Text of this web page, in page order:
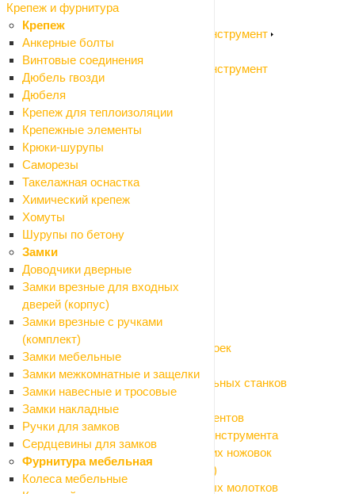
Крепеж и фурнитура
Крепеж
Анкерные болты
Винтовые соединения
Дюбель гвозди
Дюбеля
Крепеж для теплоизоляции
Крепежные элементы
Крюки-шурупы
Саморезы
Такелажная оснастка
Химический крепеж
Хомуты
Шурупы по бетону
Замки
Доводчики дверные
Замки врезные для входных
дверей (корпус)
Замки врезные с ручками
(комплект)
Замки мебельные
Замки межкомнатные и защелки
Замки навесные и тросовые
Замки накладные
Ручки для замков
Сердцевины для замков
Фурнитура мебельная
Колеса мебельные
Разметочный инструмент
Садовый электроинструмент и бензоинструмент
Назад
Садовый электроинструмент и бензоинструмент
Воздуходувки
Высоторезы
Газонокосилки колесные
Газонокосилки ручные (триммеры)
Измельчители садовые
Культиваторы
Кусторезы
Мойки высокого давления
Мотоприводы
Опрыскиватели
Пилы цепные
Расходные материалы и оснастка
Назад
Расходные материалы и оснастка
Аккумуляторы, зарядные устройства
Аксессуары и моющие средства для моек
Биты, насадки на шуруповерт
Оснастка для болгарки (УШМ) и точильных станков
Оснастка для дрелей и граверов
Оснастка для измерительных инструментов
Оснастка для клеящего и крепежного инструмента
Оснастка для лобзиков и электрических ножовок
Оснастка для мультитула (реноватора)
Оснастка для перфораторов и отбойных молотков